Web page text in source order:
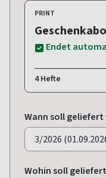
PRINT
Geschenkabo
Endet
4 Hefte
Wann soll geliefert
Wohin soll